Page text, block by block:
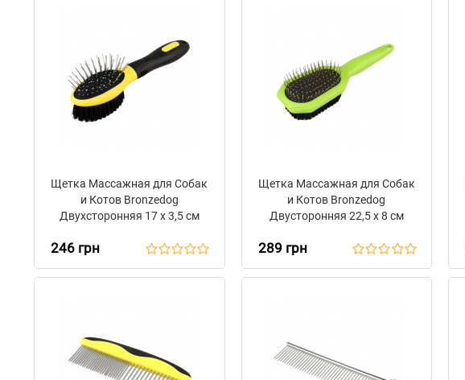
Щетка Массажная для Собак
и Котов Bronzedog
Двухсторонняя 17 х 3,5 см
246 грн
Щетка Массажная для Собак
и Котов Bronzedog
Двусторонняя 22,5 х 8 см
289 грн